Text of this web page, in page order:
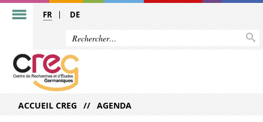
FR DE
ACCUEIL CREG AGENDA